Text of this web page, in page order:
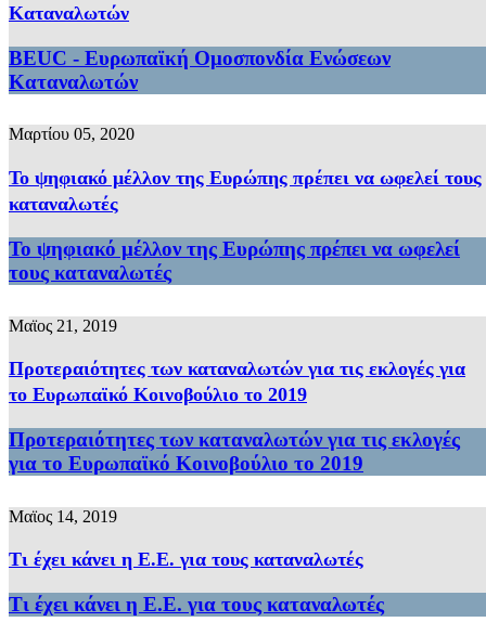
Καταναλωτών
BEUC - Ευρωπαϊκή Ομοσπονδία Ενώσεων
Καταναλωτών
Μαρτίου 05, 2020
Το ψηφιακό μέλλον της Ευρώπης πρέπει να ωφελεί τους
καταναλωτές
Το ψηφιακό μέλλον της Ευρώπης πρέπει να ωφελεί
τους καταναλωτές
Μαϊος 21, 2019
Προτεραιότητες των καταναλωτών για τις εκλογές για
το Ευρωπαϊκό Κοινοβούλιο το 2019
Προτεραιότητες των καταναλωτών για τις εκλογές
για το Ευρωπαϊκό Κοινοβούλιο το 2019
Μαϊος 14, 2019
Τι έχει κάνει η Ε.Ε. για τους καταναλωτές
Τι έχει κάνει η Ε.Ε. για τους καταναλωτές